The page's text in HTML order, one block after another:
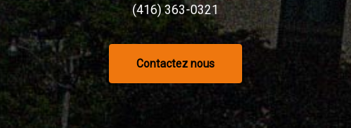
(416) 363-0321
Contactez nous